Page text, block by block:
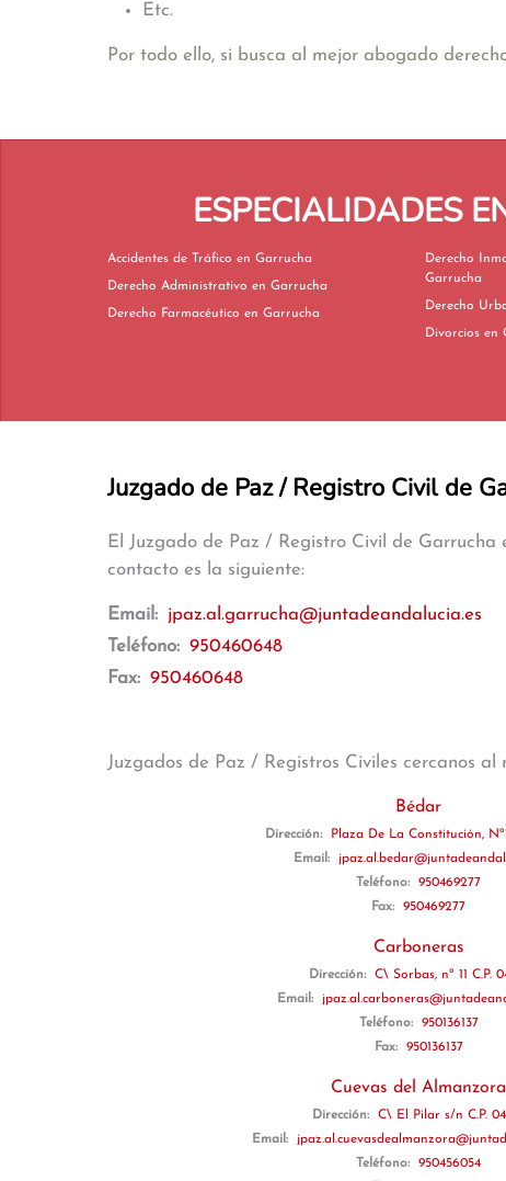
Etc.
Por todo ello, si busca al mejor abogado
ESPECIALIDADES
Accidentes de Tráfico en Garrucha
Derecho Administrativo en Garrucha
Derecho Farmacéutico en Garrucha
Derecho
Garrucha
Juzgado de Paz / Registro Civil de
El Juzgado de Paz / Registro Civil de Garrucha
contacto es la siguiente:
Email: jpaz.al.garrucha@juntadeandalucia.es
Teléfono: 950460648
Fax: 950460648
Juzgados de Paz / Registros Civiles cercanos al
Bédar
Dirección:
Plaza De La Constitución,
Email:
Teléfono:
950469277
Fax:
950469277
Carboneras
Dirección:
C\ Sorbas, nº 11 C.P.
Email:
Teléfono:
950136137
Fax:
950136137
Cuevas del Almanzora
Dirección:
C\ El Pilar s/n C.P.
Email:
Teléfono:
950456054